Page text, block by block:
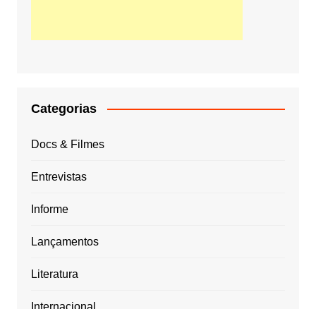
Categorias
Docs & Filmes
Entrevistas
Informe
Lançamentos
Literatura
Internacional